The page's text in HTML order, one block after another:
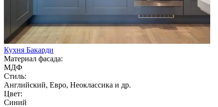
Кухня Бакарди
Материал фасада:
МДФ
Стиль:
Английский, Евро, Неоклассика и др.
Цвет:
Синий